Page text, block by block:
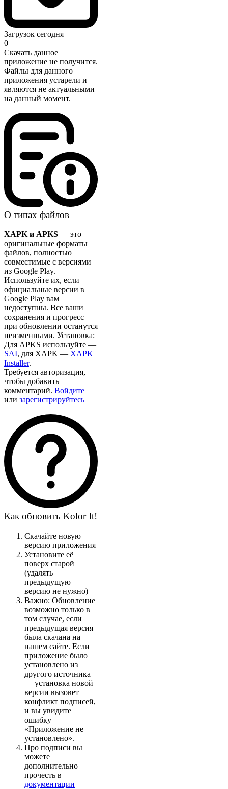
Загрузок сегодня
0
Скачать данное
приложение не получится.
Файлы для данного
приложения устарели и
являются не актуальными
на данный момент.
О типах файлов
XAPK и APKS — это
оригинальные форматы
файлов, полностью
совместимые с версиями
из Google Play.
Используйте их, если
официальные версии в
Google Play вам
недоступны. Все ваши
сохранения и прогресс
при обновлении останутся
неизменными. Установка:
Для APKS используйте —
SAI, для XAPK — XAPK
Installer.
Требуется авторизация,
чтобы добавить
комментарий. Войдите
или зарегистрируйтесь
Как обновить Kolor It!
Скачайте новую
версию приложения
Установите её
поверх старой
(удалять
предыдущую
версию не нужно)
Важно: Обновление
возможно только в
том случае, если
предыдущая версия
была скачана на
нашем сайте. Если
приложение было
установлено из
другого источника
— установка новой
версии вызовет
конфликт подписей,
и вы увидите
ошибку
«Приложение не
установлено».
Про подписи вы
можете
дополнительно
прочесть в
документации